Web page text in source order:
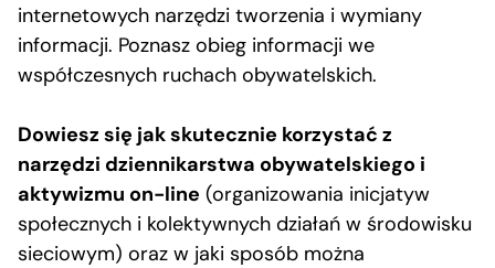
internetowych narzędzi tworzenia i wymiany
informacji. Poznasz obieg informacji we
współczesnych ruchach obywatelskich.
Dowiesz się jak skutecznie korzystać z
narzędzi dziennikarstwa obywatelskiego i
aktywizmu on-line (organizowania inicjatyw
społecznych i kolektywnych działań w środowisku
sieciowym) oraz w jaki sposób można